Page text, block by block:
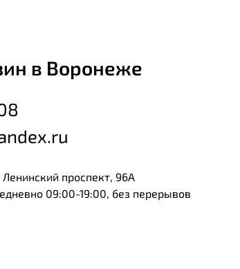
в Воронеже
проспект, 96А
09:00-19:00, без перерывов